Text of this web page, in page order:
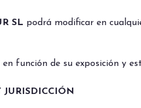
SL podrá modificar en
función de su exposición y